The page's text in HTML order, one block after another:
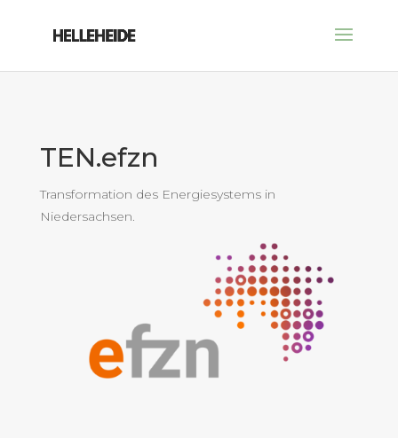
TEN.efzn
Transformation des Energiesystems in
Niedersachsen.